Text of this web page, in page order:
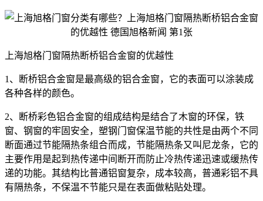
上海旭格门窗隔热断桥铝合金窗的优越性
1、断桥铝合金窗是最高级的铝合金窗，它的表面可以涂装成
各种各样的颜色。
2、断桥彩色铝合金窗的组成结构是结合了木窗的环保，铁
窗、钢窗的牢固安全，塑钢门窗保温节能的共性是由两个不同
断面通过节能隔热条组合而成，节能隔热条又叫尼龙条，它的
主要作用是起到热传递中间断开而防止冷热传递迅速或缓热传
递的功能。其结构比普通铝窗复杂，成本较高，普通彩铝不具
有隔热条，不保温不节能只是在表面做粘贴处理。